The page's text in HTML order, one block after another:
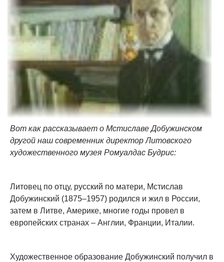
Вот как рассказывает о Мстиславе Добужинском
другой наш современник директор Литовского
художественного музея Ромуалдас Будрис:
Литовец по отцу, русский по матери, Мстислав
Добужинский (1875–1957) родился и жил в России,
затем в Литве, Америке, многие годы провел в
европейских странах – Англии, Франции, Италии.
Художественное образование Добужинский получил в